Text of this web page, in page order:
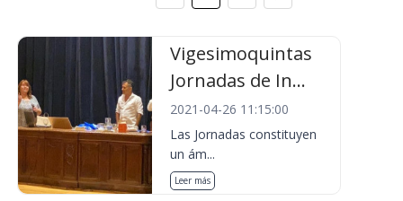
Vigesimoquintas
Jornadas de In...
2021-04-26 11:15:00
Las Jornadas constituyen
un ám...
Leer más